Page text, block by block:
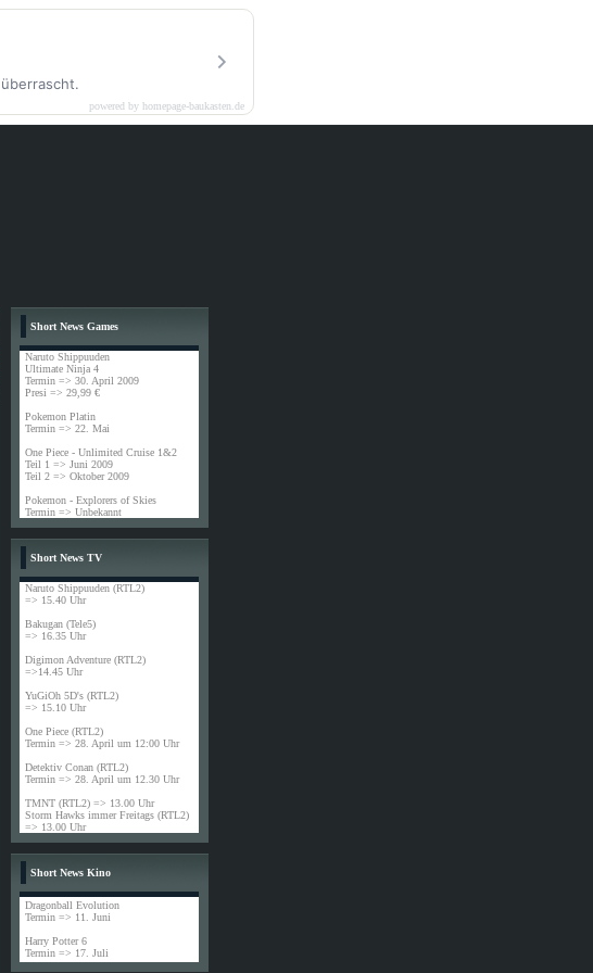
Short News Games
Naruto Shippuuden
Ultimate Ninja 4
Termin => 30. April 2009
Presi => 29,99 €
Pokemon Platin
Termin => 22. Mai
One Piece - Unlimited Cruise 1&2
Teil 1 => Juni 2009
Teil 2 => Oktober 2009
Pokemon - Explorers of Skies
Termin => Unbekannt
Short News TV
Naruto Shippuuden (RTL2)
=> 15.40 Uhr
Bakugan (Tele5)
=> 16.35 Uhr
Digimon Adventure (RTL2)
=>14.45 Uhr
YuGiOh 5D's (RTL2)
=> 15.10 Uhr
One Piece (RTL2)
Termin => 28. April um 12:00 Uhr
Detektiv Conan (RTL2)
Termin => 28. April um 12.30 Uhr
TMNT (RTL2) => 13.00 Uhr
Storm Hawks immer Freitags (RTL2)
=> 13.00 Uhr
Short News Kino
Dragonball Evolution
Termin => 11. Juni
Harry Potter 6
Termin => 17. Juli
powered by homepage-baukasten.de